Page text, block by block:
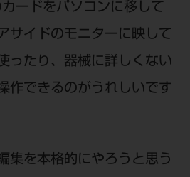
ードをパソコンに移して
サイドのモニターに映して
ったり、器械に詳しくない
作できるのがうれしいです
集を本格的にやろうと思う